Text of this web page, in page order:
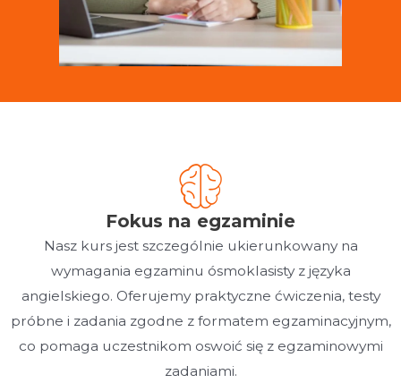
Fokus na egzaminie
Nasz kurs jest szczególnie ukierunkowany na
wymagania egzaminu ósmoklasisty z języka
angielskiego. Oferujemy praktyczne ćwiczenia, testy
próbne i zadania zgodne z formatem egzaminacyjnym,
co pomaga uczestnikom oswoić się z egzaminowymi
zadaniami.